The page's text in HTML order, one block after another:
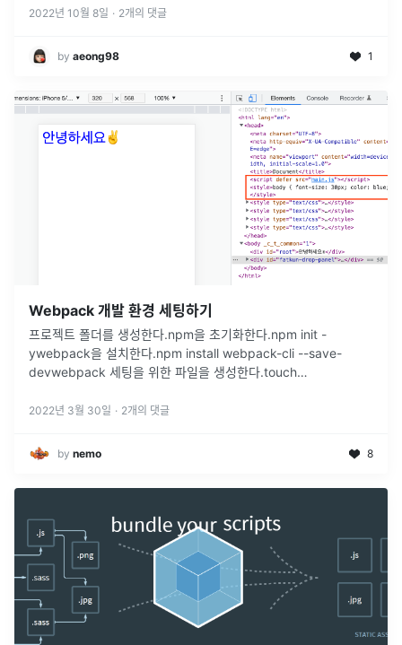
2022년 10월 8일 · 2개의 댓글
by aeong98 1
Webpack 개발 환경 세팅하기
프로젝트 폴더를 생성한다.npm을 초기화한다.npm init -
ywebpack을 설치한다.npm install webpack-cli --save-
devwebpack 세팅을 위한 파일을 생성한다.touch
2022년 3월 30일 · 2개의 댓글
by nemo 8